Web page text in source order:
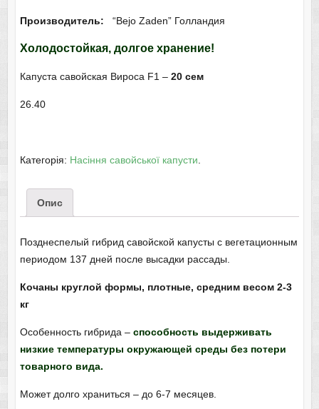
Производитель: “Bejo Zaden” Голландия
Холодостойкая, долгое хранение!
Капуста савойская Вироса F1 – 20 сем
26.40
Категорія: Насіння савойської капусти.
Опис
Позднеспелый гибрид савойской капусты с вегетационным
периодом 137 дней после высадки рассады.
Кочаны круглой формы, плотные, средним весом 2-3
кг
Особенность гибрида – способность выдерживать
низкие температуры окружающей среды без потери
товарного вида.
Может долго храниться – до 6-7 месяцев.